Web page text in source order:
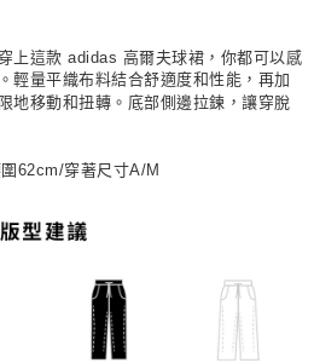
上)免運費
上)免運費
上這款 adidas 高爾夫球裙，你都可以感
輕量平織布料結合舒適度和性能，再加
地移動和扭轉。底部側邊拉鍊，讓穿脫
62cm/穿著尺寸A/M